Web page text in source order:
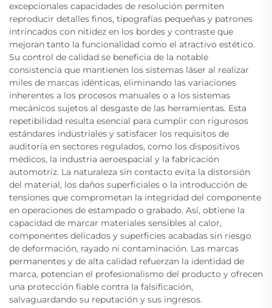
excepcionales capacidades de resolución permiten
reproducir detalles finos, tipografías pequeñas y patrones
intrincados con nitidez en los bordes y contraste que
mejoran tanto la funcionalidad como el atractivo estético.
Su control de calidad se beneficia de la notable
consistencia que mantienen los sistemas láser al realizar
miles de marcas idénticas, eliminando las variaciones
inherentes a los procesos manuales o a los sistemas
mecánicos sujetos al desgaste de las herramientas. Esta
repetibilidad resulta esencial para cumplir con rigurosos
estándares industriales y satisfacer los requisitos de
auditoría en sectores regulados, como los dispositivos
médicos, la industria aeroespacial y la fabricación
automotriz. La naturaleza sin contacto evita la distorsión
del material, los daños superficiales o la introducción de
tensiones que comprometan la integridad del componente
en operaciones de estampado o grabado. Así, obtiene la
capacidad de marcar materiales sensibles al calor,
componentes delicados y superficies acabadas sin riesgo
de deformación, rayado ni contaminación. Las marcas
permanentes y de alta calidad refuerzan la identidad de
marca, potencian el profesionalismo del producto y ofrecen
una protección fiable contra la falsificación,
salvaguardando su reputación y sus ingresos.